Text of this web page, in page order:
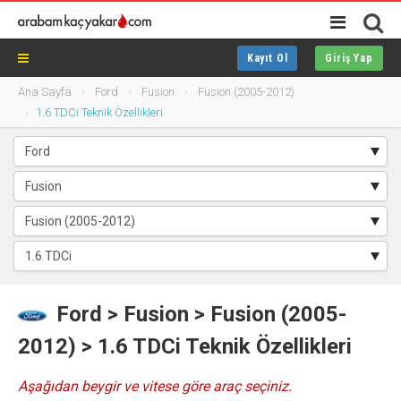
Kayıt Ol Giriş Yap
Ana Sayfa Ford Fusion
Fusion (2005-2012)
1.6 TDCi Teknik Özellikleri
Ford > Fusion > Fusion (2005-
2012) > 1.6 TDCi Teknik Özellikleri
Aşağıdan beygir ve vitese göre araç seçiniz.